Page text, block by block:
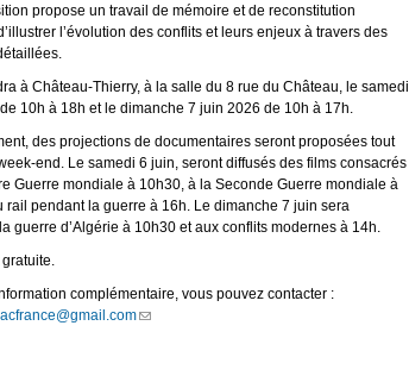
propose un travail de mémoire et de reconstitution
l’évolution des conflits et leurs enjeux à travers des
à Château-Thierry, à la salle du 8 rue du Château, le samedi
10h à 18h et le dimanche 7 juin 2026 de 10h à 17h.
des projections de documentaires seront proposées tout
end. Le samedi 6 juin, seront diffusés des films consacrés
Guerre mondiale à 10h30, à la Seconde Guerre mondiale à
rail pendant la guerre à 16h. Le dimanche 7 juin sera
guerre d’Algérie à 10h30 et aux conflits modernes à 14h.
complémentaire, vous pouvez contacter :
(link